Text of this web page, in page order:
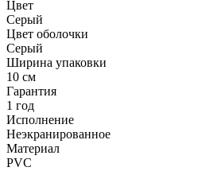
Цвет
Серый
Цвет оболочки
Серый
Ширина упаковки
10 см
Гарантия
1 год
Исполнение
Неэкранированное
Материал
PVC